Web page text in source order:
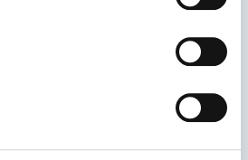
voor co-creatie. We zoeken